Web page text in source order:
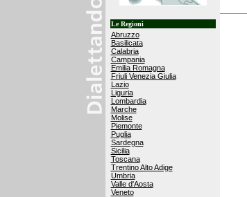
Le Regioni
Abruzzo
Basilicata
Calabria
Campania
Emilia Romagna
Friuli Venezia Giulia
Lazio
Liguria
Lombardia
Marche
Molise
Piemonte
Puglia
Sardegna
Sicilia
Toscana
Trentino Alto Adige
Umbria
Valle d'Aosta
Veneto